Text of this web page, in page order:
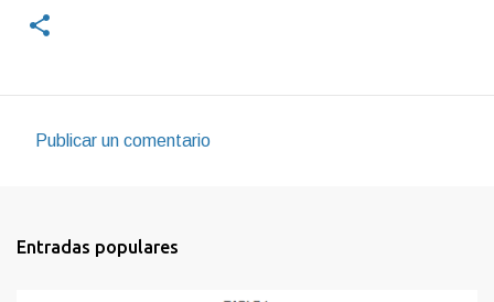
e
Publicar un comentario
Entradas populares